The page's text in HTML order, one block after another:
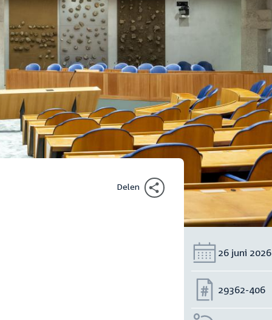
Delen
Datum:
26 juni 2026
Nummer:
29362-406